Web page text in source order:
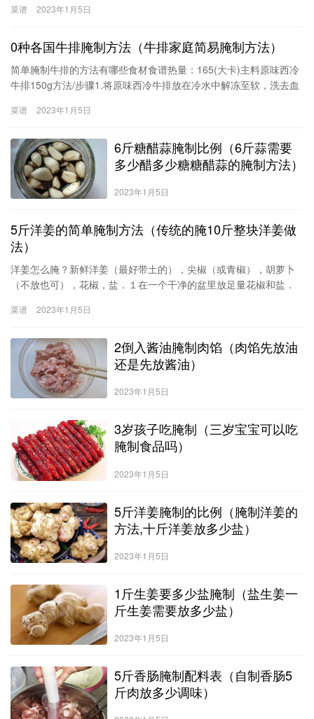
不注意很容易引起窒息。花生、瓜子、松子等坚果；果冻、口香
以及韧长的粉条、面条都要
菜谱 2023年1月5日
0种各国牛排腌制方法（牛排家庭简易腌制方法）
简单腌制牛排的方法有哪些食材食谱热量：165(大卡)主料原味西冷
牛排150g方法/步骤1.将原味西冷牛排放在冷水中解冻至软，洗去血
松，使肉质变松软，然后撒上黑胡椒粒、盐巴少量（一定要少许，
好！3.平底锅大火预热，倒入黄油，放入西冷牛排。每面各煎
菜谱 2023年1月5日
6斤糖醋蒜腌制比例（6斤蒜需要
多少醋多少糖糖醋蒜的腌制方法）
2023年1月5日
5斤洋姜的简单腌制方法（传统的腌10斤整块洋姜做
法）
洋姜怎么腌？新鲜洋姜（最好带土的），尖椒（或青椒），胡萝卜
（不放也可），花椒，盐．１在一个干净的盆里放足量花椒和盐．
洋姜准备好水量，烧开，倒入１的盆里．之后放置，直到水凉．３
椒水倒入，以没过原料切片为准．若放盐
菜谱 2023年1月5日
2倒入酱油腌制肉馅（肉馅先放油
还是先放酱油）
2023年1月5日
3岁孩子吃腌制（三岁宝宝可以吃
腌制食品吗）
2023年1月5日
5斤洋姜腌制的比例（腌制洋姜的
方法,十斤洋姜放多少盐）
2023年1月5日
1斤生姜要多少盐腌制（盐生姜一
斤生姜需要放多少盐）
2023年1月5日
5斤香肠腌制配料表（自制香肠5
斤肉放多少调味）